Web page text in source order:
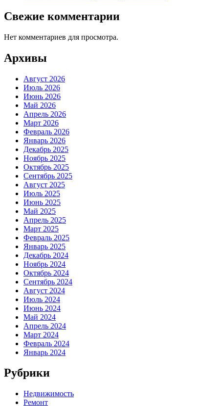
Свежие комментарии
Нет комментариев для просмотра.
Архивы
Август 2026
Июль 2026
Июнь 2026
Май 2026
Апрель 2026
Март 2026
Февраль 2026
Январь 2026
Декабрь 2025
Ноябрь 2025
Октябрь 2025
Сентябрь 2025
Август 2025
Июль 2025
Июнь 2025
Май 2025
Апрель 2025
Март 2025
Февраль 2025
Январь 2025
Декабрь 2024
Ноябрь 2024
Октябрь 2024
Сентябрь 2024
Август 2024
Июль 2024
Июнь 2024
Май 2024
Апрель 2024
Март 2024
Февраль 2024
Январь 2024
Рубрики
Недвижимость
Ремонт